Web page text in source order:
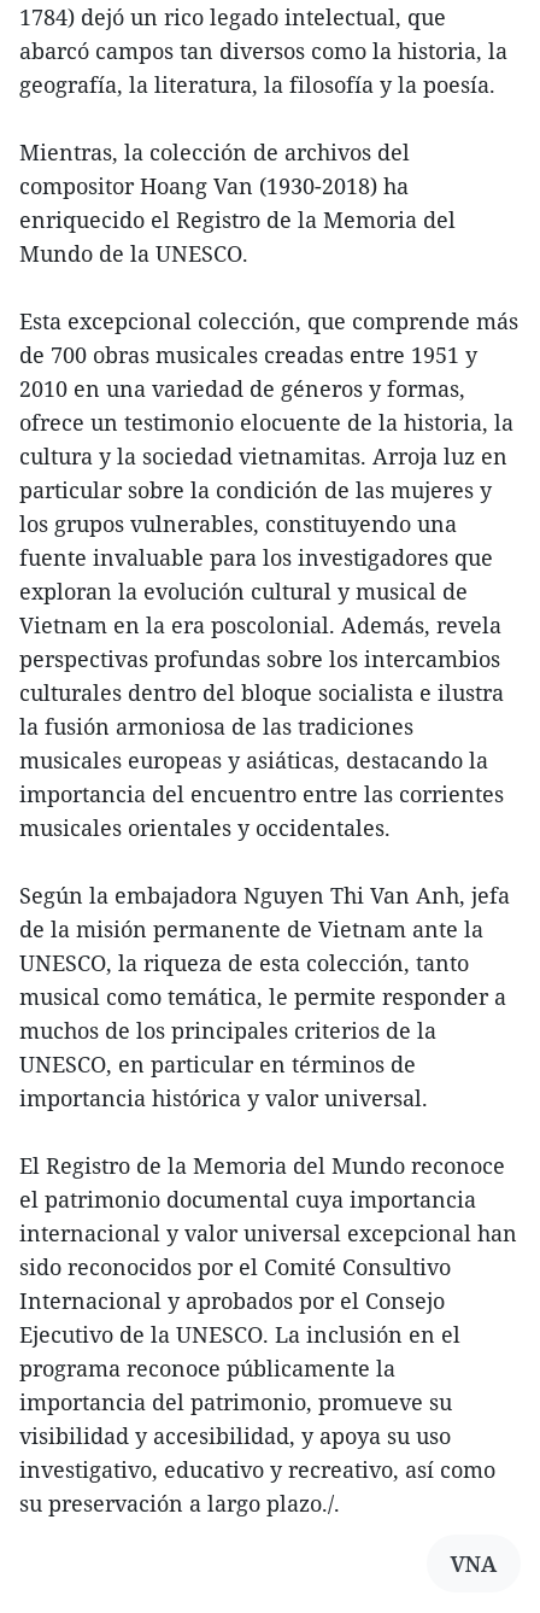
1784) dejó un rico legado intelectual, que
abarcó campos tan diversos como la historia, la
geografía, la literatura, la filosofía y la poesía.
Mientras, la colección de archivos del
compositor Hoang Van (1930-2018) ha
enriquecido el Registro de la Memoria del
Mundo de la UNESCO.
Esta excepcional colección, que comprende más
de 700 obras musicales creadas entre 1951 y
2010 en una variedad de géneros y formas,
ofrece un testimonio elocuente de la historia, la
cultura y la sociedad vietnamitas. Arroja luz en
particular sobre la condición de las mujeres y
los grupos vulnerables, constituyendo una
fuente invaluable para los investigadores que
exploran la evolución cultural y musical de
Vietnam en la era poscolonial. Además, revela
perspectivas profundas sobre los intercambios
culturales dentro del bloque socialista e ilustra
la fusión armoniosa de las tradiciones
musicales europeas y asiáticas, destacando la
importancia del encuentro entre las corrientes
musicales orientales y occidentales.
Según la embajadora Nguyen Thi Van Anh, jefa
de la misión permanente de Vietnam ante la
UNESCO, la riqueza de esta colección, tanto
musical como temática, le permite responder a
muchos de los principales criterios de la
UNESCO, en particular en términos de
importancia histórica y valor universal.
El Registro de la Memoria del Mundo reconoce
el patrimonio documental cuya importancia
internacional y valor universal excepcional han
sido reconocidos por el Comité Consultivo
Internacional y aprobados por el Consejo
Ejecutivo de la UNESCO. La inclusión en el
programa reconoce públicamente la
importancia del patrimonio, promueve su
visibilidad y accesibilidad, y apoya su uso
investigativo, educativo y recreativo, así como
su preservación a largo plazo./.
VNA